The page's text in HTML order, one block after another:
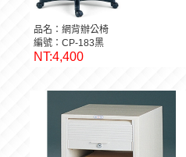
品名：網背辦公椅
編號：CP-183黑
NT:4,400